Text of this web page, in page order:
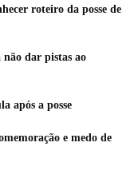
roteiro da posse de
não dar pistas ao
após a posse
e medo de